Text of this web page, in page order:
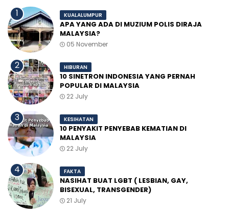
KUALALUMPUR
APA YANG ADA DI MUZIUM POLIS DIRAJA
MALAYSIA?
05 November
HIBURAN
10 SINETRON INDONESIA YANG PERNAH
POPULAR DI MALAYSIA
22 July
KESIHATAN
10 PENYAKIT PENYEBAB KEMATIAN DI
MALAYSIA
22 July
FAKTA
NASIHAT BUAT LGBT ( LESBIAN, GAY,
BISEXUAL, TRANSGENDER)
21 July